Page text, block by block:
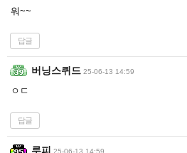
워~~
답글
버닝스퀴드 25-06-13 14:59
ㅇㄷ
답글
루피 25-06-13 14:59